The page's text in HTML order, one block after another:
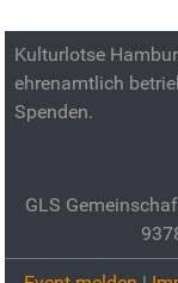
Kulturlotse
ehrenamtlich
Spenden.
GLS